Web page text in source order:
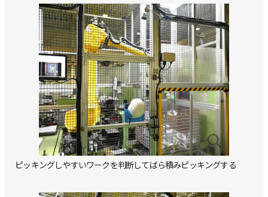
ピッキングしやすいワークを判断してばら積みピッキングする